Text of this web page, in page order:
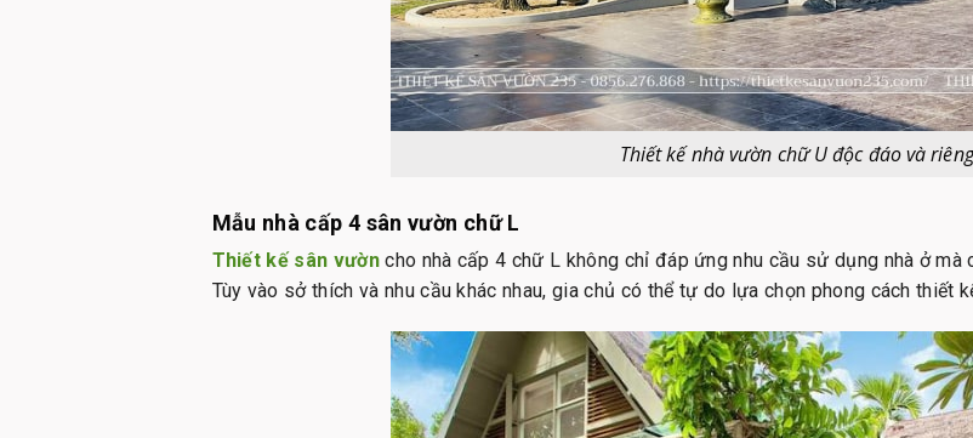
Thiết kế nhà vườn chữ U độc đáo và
Mẫu nhà cấp 4 sân vườn chữ L
Thiết kế sân vườncho nhà cấp 4 chữ L không chỉ đáp ứng nhu cầu sử dụng nhà ở mà
Tùy vào sở thích và nhu cầu khác nhau, gia chủ có thể tự do lựa chọn phong cách thiết